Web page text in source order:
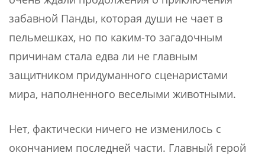
забавной Панды, которая души не чает в
пельмешках, но по каким-то загадочным
причинам стала едва ли не главным
защитником придуманного сценаристами
мира, наполненного веселыми животными.
Нет, фактически ничего не изменилось с
окончанием последней части. Главный герой